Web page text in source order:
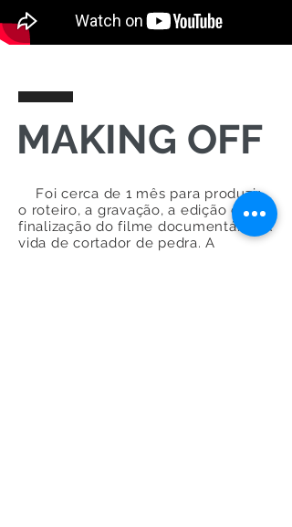
MAKING OFF
Foi cerca de 1 mês para produzir
o roteiro, a gravação, a edição e a
finalização do filme documentário “A
vida de cortador de pedra. A